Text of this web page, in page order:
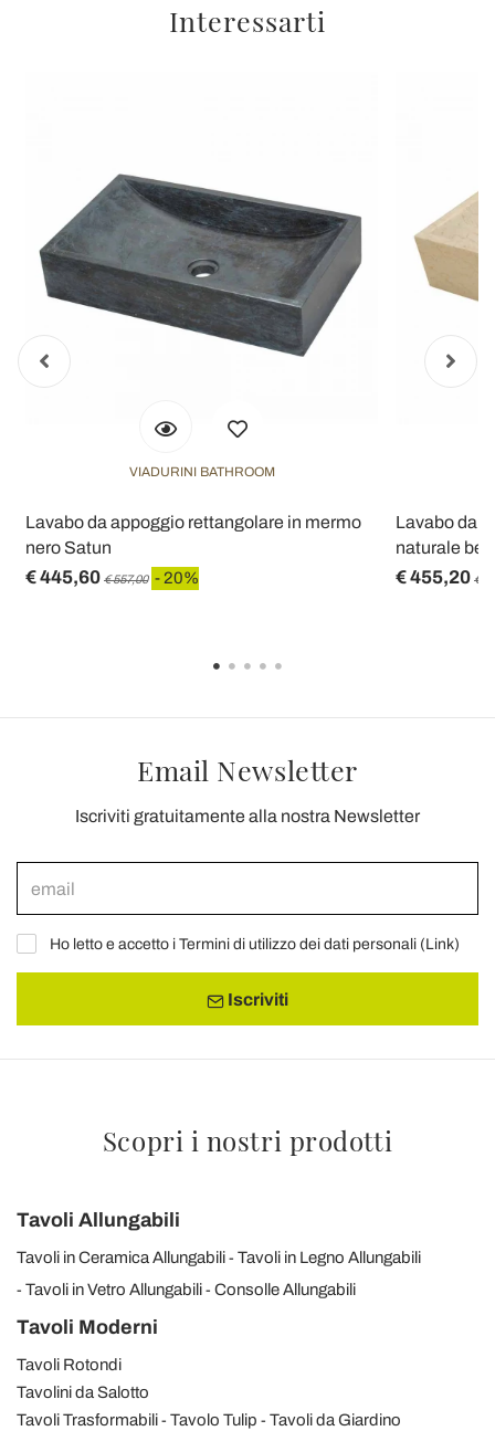
Interessarti
VIADURINI BATHROOM
Lavabo da appoggio rettangolare in mermo
nero Satun
€ 445,60 € 557,00 - 20%
Lavabo da
naturale
€ 455,20 €
Email Newsletter
Iscriviti gratuitamente alla nostra Newsletter
Ho letto e accetto i Termini di utilizzo dei dati personali (Link)
Iscriviti
Scopri i nostri prodotti
Tavoli Allungabili
Tavoli in Ceramica Allungabili
Tavoli in Legno Allungabili
Tavoli in Vetro Allungabili
Consolle Allungabili
Tavoli Moderni
Tavoli Rotondi
Tavolini da Salotto
Tavoli Trasformabili
Tavolo Tulip Tavoli da Giardino